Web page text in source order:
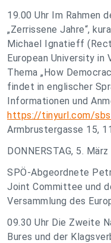
19.00 Uhr Im Rahmen
„Zerrissene Jahre“,
Michael Ignatieff
European University in
Thema „How
findet in englischer
Informationen und
https://tinyurl.com/
Armbrustergasse 15,
DONNERSTAG, 5.
SPÖ-Abgeordnete
Joint Committee und
Versammlung des
09.30 Uhr Die Zweite
Bures und der